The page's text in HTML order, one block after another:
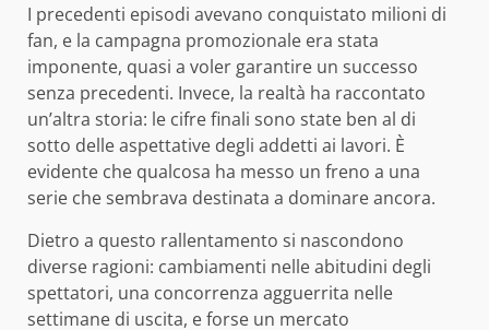
I precedenti episodi avevano conquistato milioni di
fan, e la campagna promozionale era stata
imponente, quasi a voler garantire un successo
senza precedenti. Invece, la realtà ha raccontato
un’altra storia: le cifre finali sono state ben al di
sotto delle aspettative degli addetti ai lavori. È
evidente che qualcosa ha messo un freno a una
serie che sembrava destinata a dominare ancora.
Dietro a questo rallentamento si nascondono
diverse ragioni: cambiamenti nelle abitudini degli
spettatori, una concorrenza agguerrita nelle
settimane di uscita, e forse un mercato